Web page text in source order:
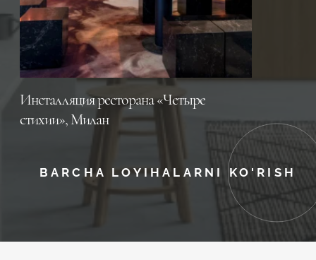
Инсталляция ресторана «Четыре
стихии», Милан
BARCHA LOYIHALARNI KO'RISH